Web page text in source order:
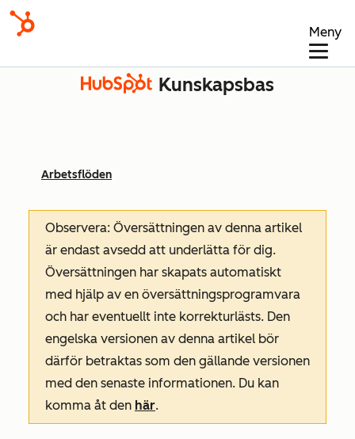
Meny
Kunskapsbas
Arbetsflöden
Observera: Översättningen av denna artikel
är endast avsedd att underlätta för dig.
Översättningen har skapats automatiskt
med hjälp av en översättningsprogramvara
och har eventuellt inte korrekturlästs. Den
engelska versionen av denna artikel bör
därför betraktas som den gällande versionen
med den senaste informationen. Du kan
komma åt den här.